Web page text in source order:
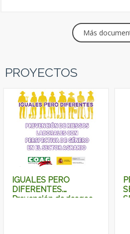
Más
PROYECTOS
IGUALES PERO
DIFERENTES.
Prevención de riesgos